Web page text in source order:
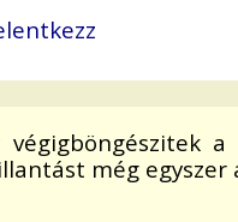
végigböngészitek
még egyszer